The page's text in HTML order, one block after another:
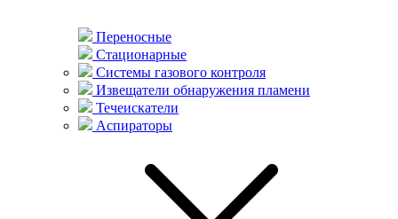
Переносные
Стационарные
Системы газового контроля
Извещатели обнаружения пламени
Течеискатели
Аспираторы